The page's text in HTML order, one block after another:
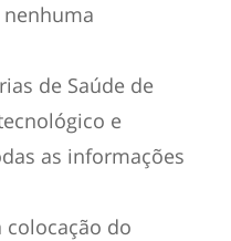
de Saúde de
e
as informações
colocação do